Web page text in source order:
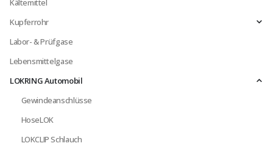
Kältemittel
Kupferrohr
Labor- & Prüfgase
Lebensmittelgase
LOKRING Automobil
Gewindeanschlüsse
HoseLOK
LOKCLIP Schlauch